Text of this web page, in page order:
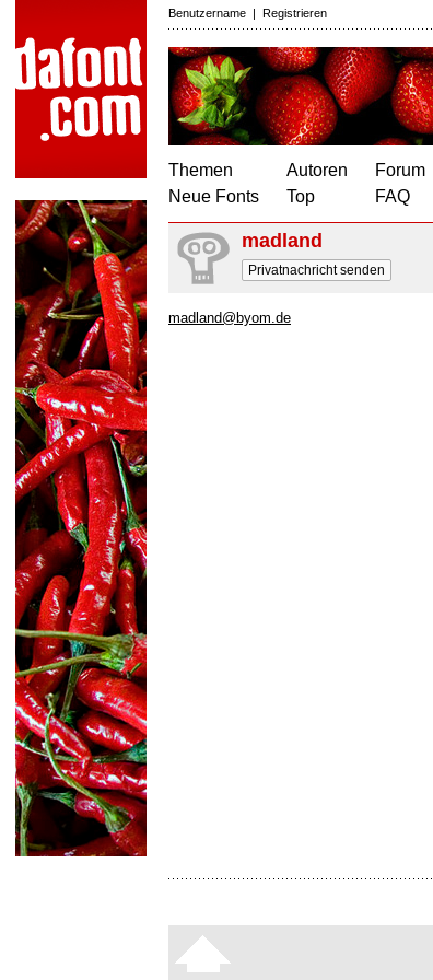
Benutzername | Registrieren
Themen
Neue Fonts
Autoren
Top
Forum
FAQ
madland
Privatnachricht senden
madland@byom.de